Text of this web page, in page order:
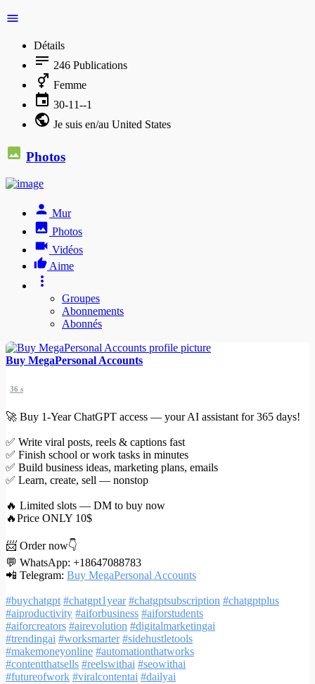
Détails
246 Publications
Femme
30-11--1
Je suis en/au United States
Photos
Mur
Photos
Vidéos
Aime
Groupes
Abonnements
Abonnés
Buy MegaPersonal Accounts
36 s
🚀 Buy 1‑Year ChatGPT access — your AI assistant for 365 days!
✅ Write viral posts, reels & captions fast
✅ Finish school or work tasks in minutes
✅ Build business ideas, marketing plans, emails
✅ Learn, create, sell — nonstop
🔥 Limited slots — DM to buy now
🔥Price ONLY 10$
📨 Order now👇
💬 WhatsApp: +18647088783
📲 Telegram: Buy MegaPersonal Accounts
#buychatgpt #chatgpt1year #chatgptsubscription #chatgptplus
#aiproductivity #aiforbusiness #aiforstudents
#aiforcreators #airevolution #digitalmarketingai
#trendingai #worksmarter #sidehustletools
#makemoneyonline #automationthatworks
#contentthatsells #reelswithai #seowithai
#futureofwork #viralcontentai #dailyai